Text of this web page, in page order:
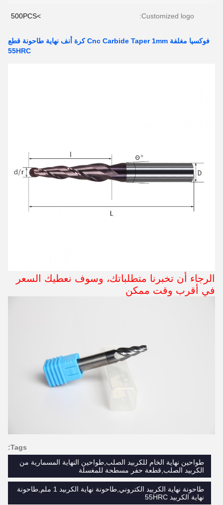
Customized logo:
>500PCS
فوكسيا مغلفة Cnc Carbide Taper 1mm كرة أنف نهاية طاحونة قطع
55HRC
الرجاء أن تخبرنا متطلباتك، وسوف نعطيك السعر
في أقرب وقت ممكن
Tags:
طواحين نهاية الخام للكربيد الصلب,طواحين النهاية المسمارية من
الكربيد الصلب,قطعة حفر مسطحة للمغسلة
طاحونة نهاية الكربيد الكتروني,طاحونة نهاية الكربيد 1 ملم,طاحونة
نهاية الكربيد 55HRC